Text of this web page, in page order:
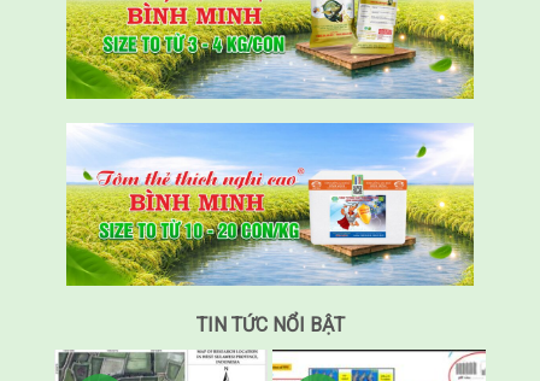
TIN TỨC NỔI BẬT